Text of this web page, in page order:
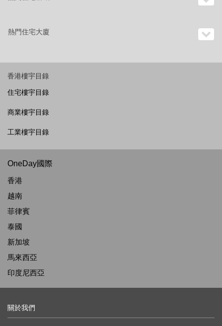
熱門住宅大廈
香港樓宇目錄
住宅樓宇目錄
商業樓宇目錄
工業樓宇目錄
OneDay國際
香港
越南
菲律賓
泰國
新加坡
馬來西亞
印度尼西亞
關於我們